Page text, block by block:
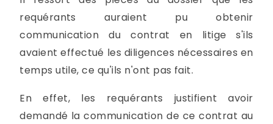
requérants auraient pu obtenir
communication du contrat en litige s'ils
avaient effectué les diligences nécessaires en
temps utile, ce qu'ils n'ont pas fait.
En effet, les requérants justifient avoir
demandé la communication de ce contrat au